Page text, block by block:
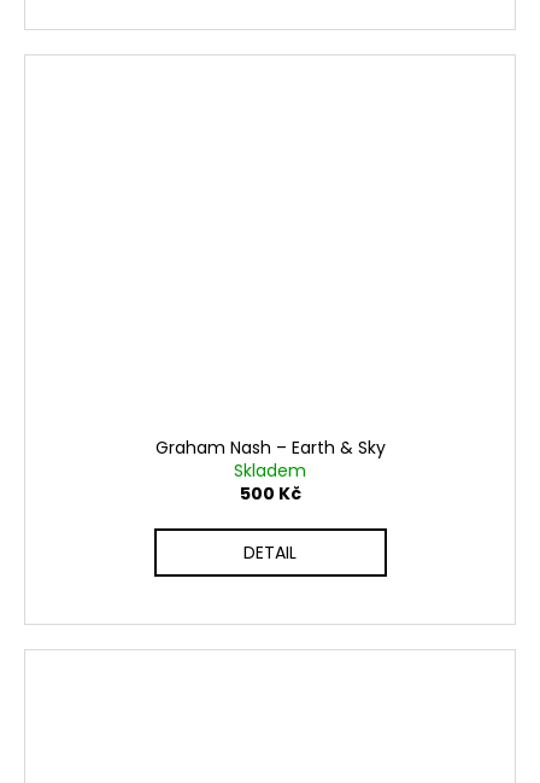
Graham Nash ‎– Earth & Sky
Skladem
500 Kč
DETAIL